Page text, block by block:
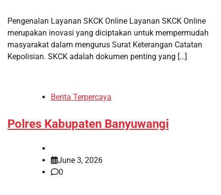
Pengenalan Layanan SKCK Online Layanan SKCK Online
merupakan inovasi yang diciptakan untuk mempermudah
masyarakat dalam mengurus Surat Keterangan Catatan
Kepolisian. SKCK adalah dokumen penting yang […]
Berita Terpercaya
Polres Kabupaten Banyuwangi
June 3, 2026
0